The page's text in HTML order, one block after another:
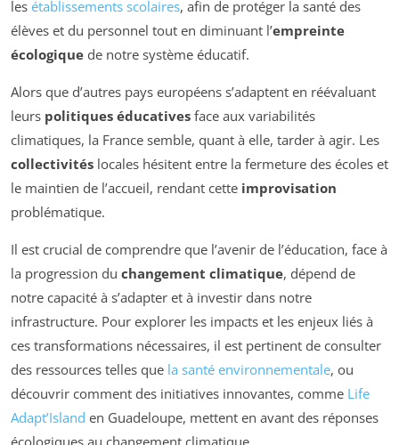
les établissements scolaires, afin de protéger la santé des
élèves et du personnel tout en diminuant l’empreinte
écologique de notre système éducatif.
Alors que d’autres pays européens s’adaptent en réévaluant
leurs politiques éducatives face aux variabilités
climatiques, la France semble, quant à elle, tarder à agir. Les
collectivités locales hésitent entre la fermeture des écoles et
le maintien de l’accueil, rendant cette improvisation
problématique.
Il est crucial de comprendre que l’avenir de l’éducation, face à
la progression du changement climatique, dépend de
notre capacité à s’adapter et à investir dans notre
infrastructure. Pour explorer les impacts et les enjeux liés à
ces transformations nécessaires, il est pertinent de consulter
des ressources telles que la santé environnementale, ou
découvrir comment des initiatives innovantes, comme Life
Adapt’Island en Guadeloupe, mettent en avant des réponses